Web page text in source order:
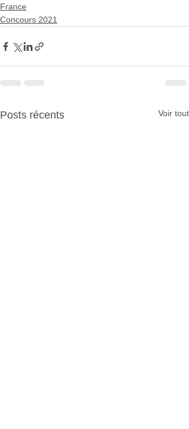
France
Concours 2021
Posts récents Voir tout